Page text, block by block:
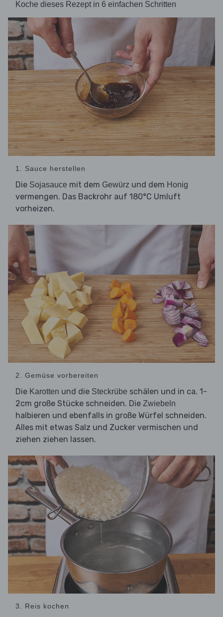
Koche dieses Rezept in 6 einfachen Schritten
1. Sauce herstellen
Die Sojasauce mit dem Gewürz und dem Honig
vermengen. Das Backrohr auf 180°C Umluft
vorheizen.
2. Gemüse vorbereiten
Die Karotten und die Steckrübe schälen und in ca. 1-
2cm große Stücke schneiden. Die Zwiebeln
halbieren und ebenfalls in große Würfel schneiden.
Alles mit etwas Salz und Zucker vermischen und
ziehen ziehen lassen.
3. Reis kochen